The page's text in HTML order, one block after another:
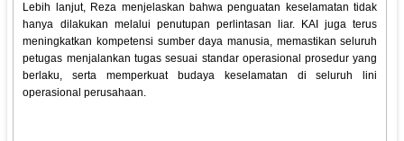
Lebih lanjut, Reza menjelaskan bahwa penguatan keselamatan tidak
hanya dilakukan melalui penutupan perlintasan liar. KAI juga terus
meningkatkan kompetensi sumber daya manusia, memastikan seluruh
petugas menjalankan tugas sesuai standar operasional prosedur yang
berlaku, serta memperkuat budaya keselamatan di seluruh lini
operasional perusahaan.